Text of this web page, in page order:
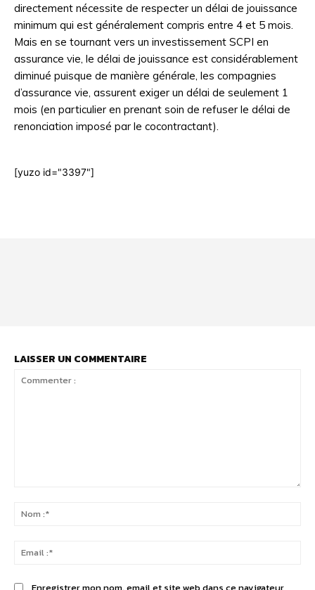
directement nécessite de respecter un délai de jouissance
minimum qui est généralement compris entre 4 et 5 mois.
Mais en se tournant vers un investissement SCPI en
assurance vie, le délai de jouissance est considérablement
diminué puisque de manière générale, les compagnies
d’assurance vie, assurent exiger un délai de seulement 1
mois (en particulier en prenant soin de refuser le délai de
renonciation imposé par le cocontractant).
[yuzo id="3397"]
LAISSER UN COMMENTAIRE